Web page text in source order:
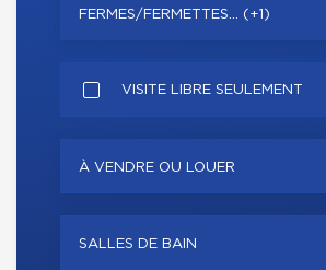
FERMES/FERMETTES... (+1)
VISITE LIBRE SEULEMENT
À VENDRE OU LOUER
SALLES DE BAIN